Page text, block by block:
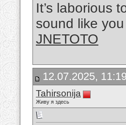
It’s laborious
sound like
JNETOTO
12.07.2025, 11:19
Tahirsonija
Живу я здесь